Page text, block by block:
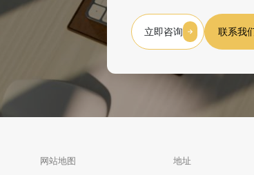
立即咨询 联系我
网站地图
地址